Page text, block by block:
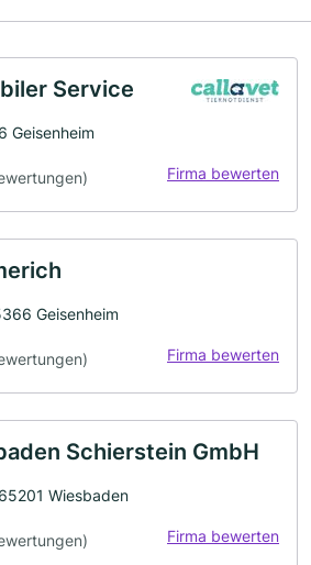
Service
Geisenheim
Firma bewerten
Geisenheim
Firma bewerten
Schierstein GmbH
Wiesbaden
Firma bewerten